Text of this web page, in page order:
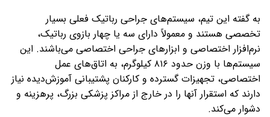
به گفته این تیم، سیستم‌های جراحی رباتیک فعلی بسیار
تخصصی هستند و معمولاً دارای سه یا چهار بازوی رباتیک،
نرم‌افزار اختصاصی و ابزارهای جراحی اختصاصی می‌باشند. این
سیستم‌ها با وزن حدود ۸۱۶ کیلوگرم، به اتاق‌های عمل
اختصاصی، تجهیزات گسترده و کارکنان پشتیبانی آموزش‌دیده نیاز
دارند که استقرار آنها را در خارج از مراکز پزشکی بزرگ، پرهزینه و
دشوار می‌کند.